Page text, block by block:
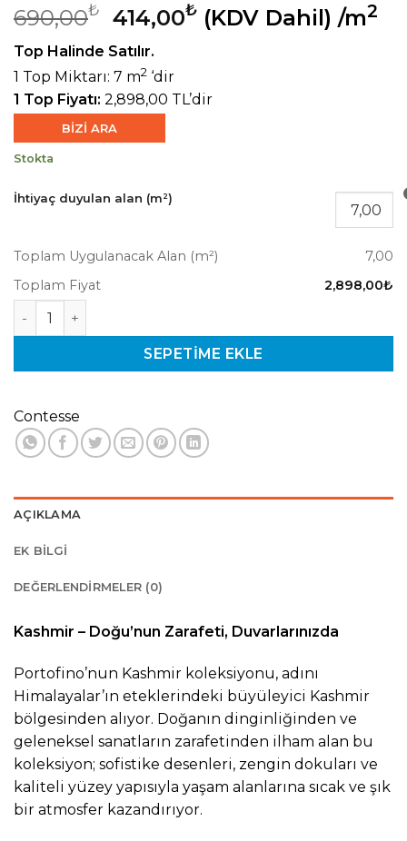
690,00₺
Orijinal
fiyat:
690,00₺.
414,00₺Şu
andaki
(KDV Dahil) /m2
Top Halinde Satılır.
1 Top Miktarı: 7 m2 ‘dir
1 Top Fiyatı: 2,898,00 TL’dir
BİZİ ARA
Stokta
İhtiyaç duyulan alan (m²)
Toplam Uygulanacak Alan (m²)
7,00
Toplam Fiyat
2,898,00₺
Kashmir KA500029 Floklu Duvar Kağıdı adet
SEPETIME EKLE
Contesse
AÇIKLAMA
EK BILGI
DEĞERLENDIRMELER (0)
Kashmir – Doğu’nun Zarafeti, Duvarlarınızda
Portofino’nun Kashmir koleksiyonu, adını
Himalayalar’ın eteklerindeki büyüleyici Kashmir
bölgesinden alıyor. Doğanın dinginliğinden ve
geleneksel sanatların zarafetinden ilham alan bu
koleksiyon; sofistike desenleri, zengin dokuları ve
kaliteli yüzey yapısıyla yaşam alanlarına sıcak ve şık
bir atmosfer kazandırıyor.